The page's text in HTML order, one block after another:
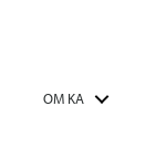
OM KA